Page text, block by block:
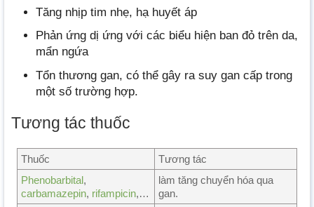
Tăng nhịp tim nhẹ, hạ huyết áp
Phản ứng dị ứng với các biểu hiện ban đỏ trên da,
mẩn ngứa
Tổn thương gan, có thể gây ra suy gan cấp trong
một số trường hợp.
Tương tác thuốc
Thuốc
Tương tác
Phenobarbital,
carbamazepin, rifampicin,…
làm tăng chuyển hóa qua
gan.